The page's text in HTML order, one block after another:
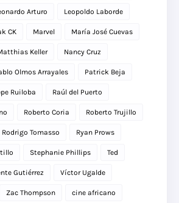
Arturo Leopoldo Laborde
CK Marvel María José Cuevas
Keller Nancy Cruz
Olmos Arrayales Patrick Beja
Ruiloba Raúl del Puerto
Roberto Coria Roberto Trujillo
Rodrigo Tomasso Ryan Prows
Stephanie Phillips Ted
Gutiérrez Víctor Ugalde
Zac Thompson cine africano